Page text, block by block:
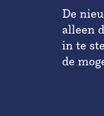
De
alleen
in te
de